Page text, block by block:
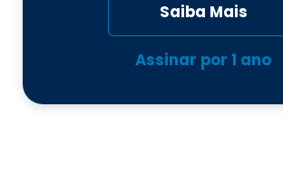
Assinar por 1 ano
Saiba Mais